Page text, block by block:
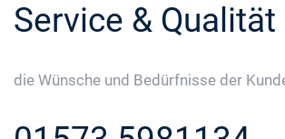
Service & Qualität
die Wünsche und Bedürfnisse der